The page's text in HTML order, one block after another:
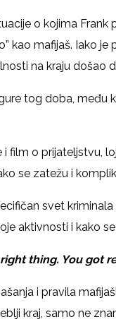
o kojima
kao mafijaš. Iako
na kraju došao
tog doba,
film o prijateljstvu,
se zatežu i
svet
aktivnosti i kako
thing. You got
i pravila
kraj, samo ne